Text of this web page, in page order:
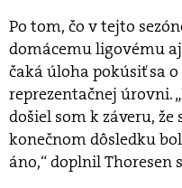
Po tom, čo v tejto
domácemu ligovému
čaká úloha pokúsiť sa
reprezentačnej úrovni.
došiel som k záveru,
konečnom dôsledku
áno,“ doplnil Thoresen